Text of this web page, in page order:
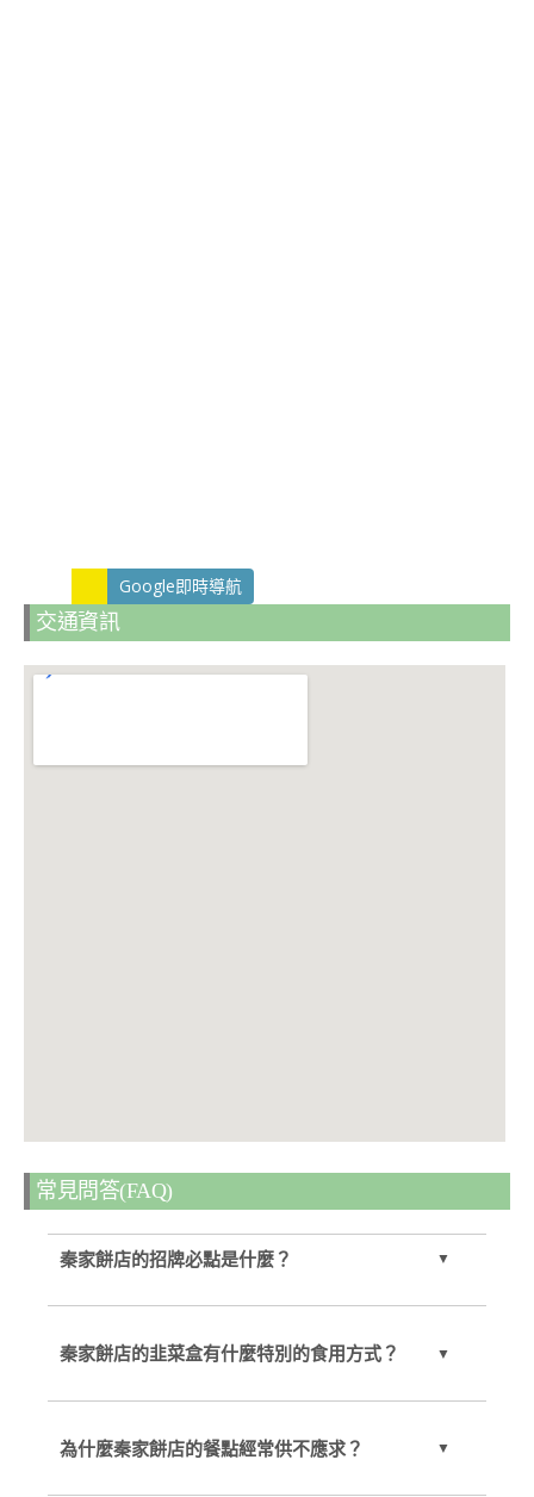
Google即時導航
交通資訊
常見問答(FAQ)
秦家餅店的招牌必點是什麼？
秦家餅店的韭菜盒有什麼特別的食用方式？
為什麼秦家餅店的餐點經常供不應求？